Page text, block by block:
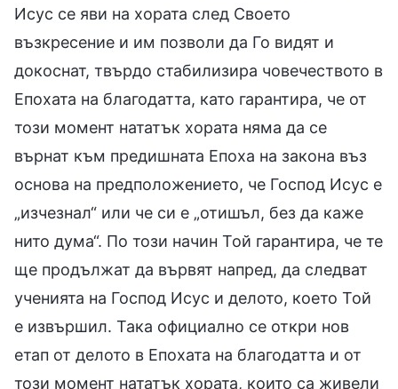
Исус се яви на хората след Своето
възкресение и им позволи да Го видят и
докоснат, твърдо стабилизира човечеството в
Епохата на благодатта, като гарантира, че от
този момент нататък хората няма да се
върнат към предишната Епоха на закона въз
основа на предположението, че Господ Исус е
„изчезнал“ или че си е „отишъл, без да каже
нито дума“. По този начин Той гарантира, че те
ще продължат да вървят напред, да следват
ученията на Господ Исус и делото, което Той
е извършил. Така официално се откри нов
етап от делото в Епохата на благодатта и от
този момент нататък хората, които са живели